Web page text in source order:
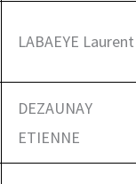
LABAEYE Laurent
DEZAUNAY
ETIENNE